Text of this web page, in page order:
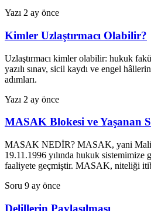
Yazı 2 ay önce
Kimler Uzlaştırmacı Olabilir?
Uzlaştırmacı kimler olabilir: hukuk
yazılı sınav, sicil kaydı ve engel
adımları.
Yazı 2 ay önce
MASAK Blokesi ve Yaşanan
MASAK NEDİR? MASAK, yani Mali
19.11.1996 yılında hukuk sistemimize
faaliyete geçmiştir. MASAK, niteliği
Soru 9 ay önce
Delillerin Paylaşılması